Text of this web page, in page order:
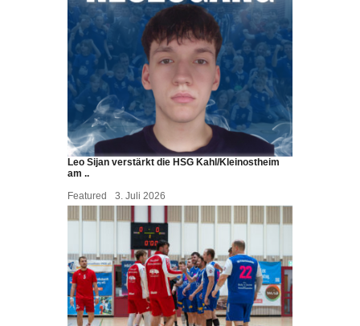
Leo Sijan verstärkt die HSG Kahl/Kleinostheim
am ..
Featured
3. Juli 2026